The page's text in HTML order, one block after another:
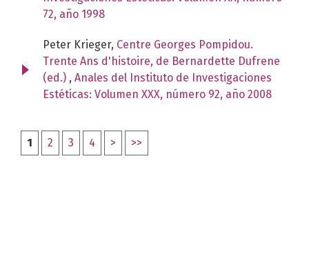
72, año 1998
Peter Krieger, Centre Georges Pompidou.
Trente Ans d'histoire, de Bernardette Dufrene
(ed.) , Anales del Instituto de Investigaciones
Estéticas: Volumen XXX, número 92, año 2008
1 2 3 4 > >>